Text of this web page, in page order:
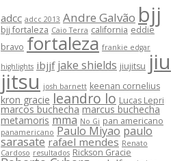
adcc adcc 2013 Andre Galvão bjj
bjj fortaleza Caio Terra california eddie
bravo fortaleza frankie edgar
highlights ibjjf jake shields jiujitsu jiu
jitsu josh barnett keenan cornelius
kron gracie leandro lo Lucas Lepri
marcos buchecha marcus buchecha
metamoris mma No Gi pan americano
panamericano Paulo Miyao paulo
sarasate rafael mendes Renato
Cardoso resultados Rickson Gracie